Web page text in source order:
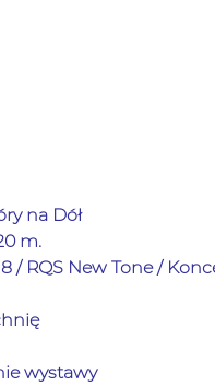
na Dół
m.
8 / RQS New Tone /
wystawy